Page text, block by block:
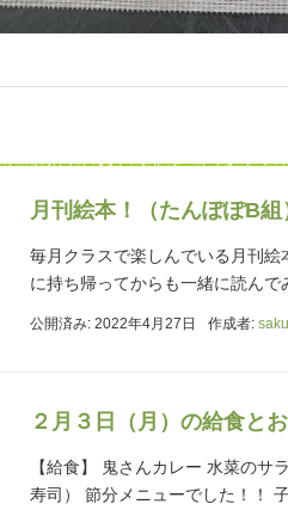
月刊絵本！（たんぽぽB組
毎月クラスで楽しんでいる月刊
に持ち帰ってからも一緒に読ん
公開済み: 2022年4月27日 作成者:
２月３日（月）の給食と
【給食】 鬼さんカレー 水菜の
寿司） 節分メニューでした！！